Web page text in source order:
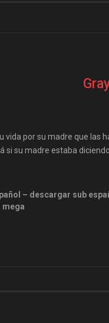
vida por su madre que las
si su madre estaba
– descargar sub
mega